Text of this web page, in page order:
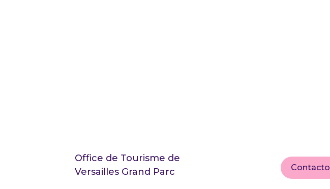
Office de Tourisme de
Versailles Grand Parc
Contacto